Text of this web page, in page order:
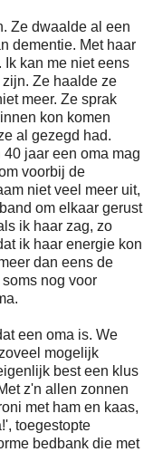
Ze dwaalde al een
dementie. Met haar
kan me niet eens
Ze haalde ze
meer. Ze sprak
kon komen
al gezegd had.
jaar een oma mag
voorbij de
niet veel meer uit,
om elkaar gerust
ik haar zag, zo
ik haar energie kon
dan eens de
nog voor
een oma is. We
mogelijk
best een klus
z'n allen zonnen
met ham en kaas,
toegestopte
bedbank die met